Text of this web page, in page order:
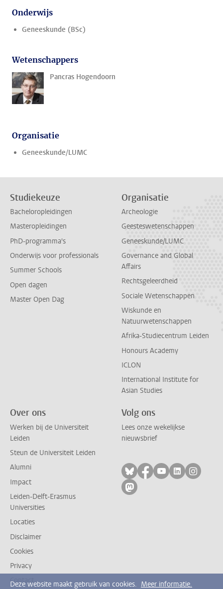
Onderwijs
Geneeskunde (BSc)
Wetenschappers
Pancras Hogendoorn
Organisatie
Geneeskunde/LUMC
Studiekeuze
Bacheloropleidingen
Masteropleidingen
PhD-programma's
Onderwijs voor professionals
Summer Schools
Open dagen
Master Open Dag
Organisatie
Archeologie
Geesteswetenschappen
Geneeskunde/LUMC
Governance and Global
Affairs
Rechtsgeleerdheid
Sociale Wetenschappen
Wiskunde en
Natuurwetenschappen
Afrika-Studiecentrum Leiden
Honours Academy
ICLON
International Institute for
Asian Studies
Over ons
Werken bij de Universiteit
Leiden
Steun de Universiteit Leiden
Alumni
Impact
Leiden-Delft-Erasmus
Universities
Locaties
Disclaimer
Cookies
Privacy
Contact
Volg ons
Lees onze wekelijkse
nieuwsbrief
Volg ons op bluesky
Volg ons op
Volg ons op
Volg ons
Volg
Volg ons op mastodon
Deze website maakt gebruik van cookies. Meer informatie.